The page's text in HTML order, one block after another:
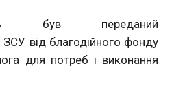
був переданий
від благодійного фонду
для потреб і виконання